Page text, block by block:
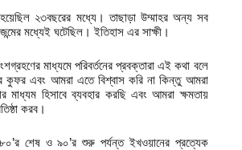
২৩বছরের মধ্যে। তাছাড়া উম্মাহর অন্য সব
মধ্যেই ঘটেছিল। ইতিহাস এর সাক্ষী।
মাধ্যমে পরিবর্তনের প্রবক্তারা এই কথা বলে
কুফর এবং আমরা এতে বিশ্বাস করি না কিন্তু আমরা
মাধ্যম হিসাবে ব্যবহার করছি এবং আমরা ক্ষমতায়
করব।
শেষ ও ৯০’র শুরু পর্যন্ত ইখওয়ানের প্রত্যেক